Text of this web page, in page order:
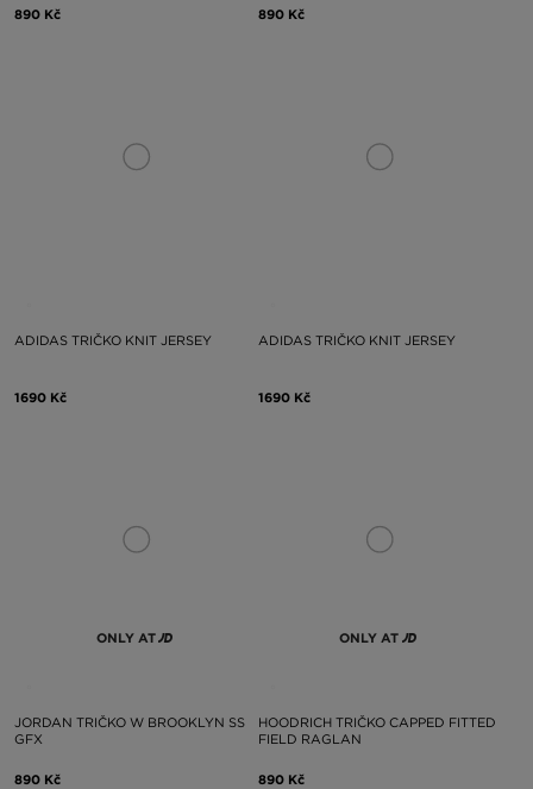
890 Kč 890 Kč
ADIDAS TRIČKO KNIT JERSEY
1690 Kč
ADIDAS TRIČKO KNIT JERSEY
1690 Kč
ONLY AT
JORDAN TRIČKO W BROOKLYN SS
GFX
890 Kč
ONLY AT
HOODRICH TRIČKO CAPPED FITTED
FIELD RAGLAN
890 Kč